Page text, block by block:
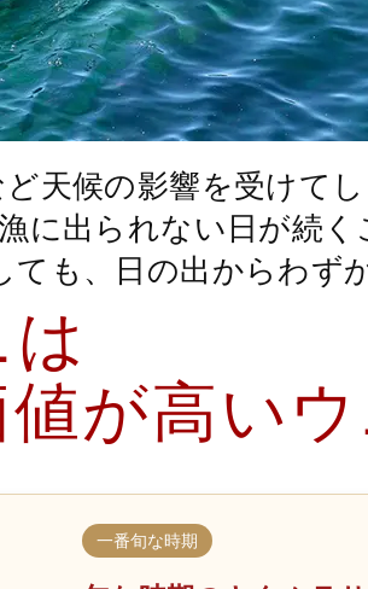
天候の影響を受けてし
に出られない日が続く
も、日の出からわず
が高いウ
一番旬な時期